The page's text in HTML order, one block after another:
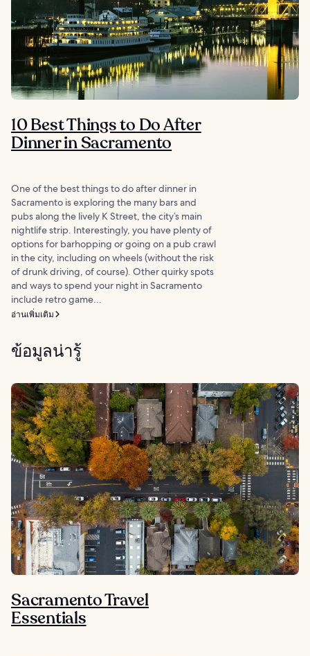
10 Best Things to Do After
Dinner in Sacramento
One of the best things to do after dinner in
Sacramento is exploring the many bars and
pubs along the lively K Street, the city’s main
nightlife strip. Interestingly, you have plenty of
options for barhopping or going on a pub crawl
in the city, including on wheels (without the risk
of drunk driving, of course). Other quirky spots
and ways to spend your night in Sacramento
include retro game...
อ่านเพิ่มเติม
ข้อมูลน่ารู้
Sacramento Travel
Essentials